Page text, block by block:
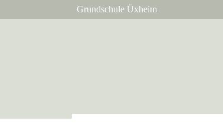
Grundschule Üxheim